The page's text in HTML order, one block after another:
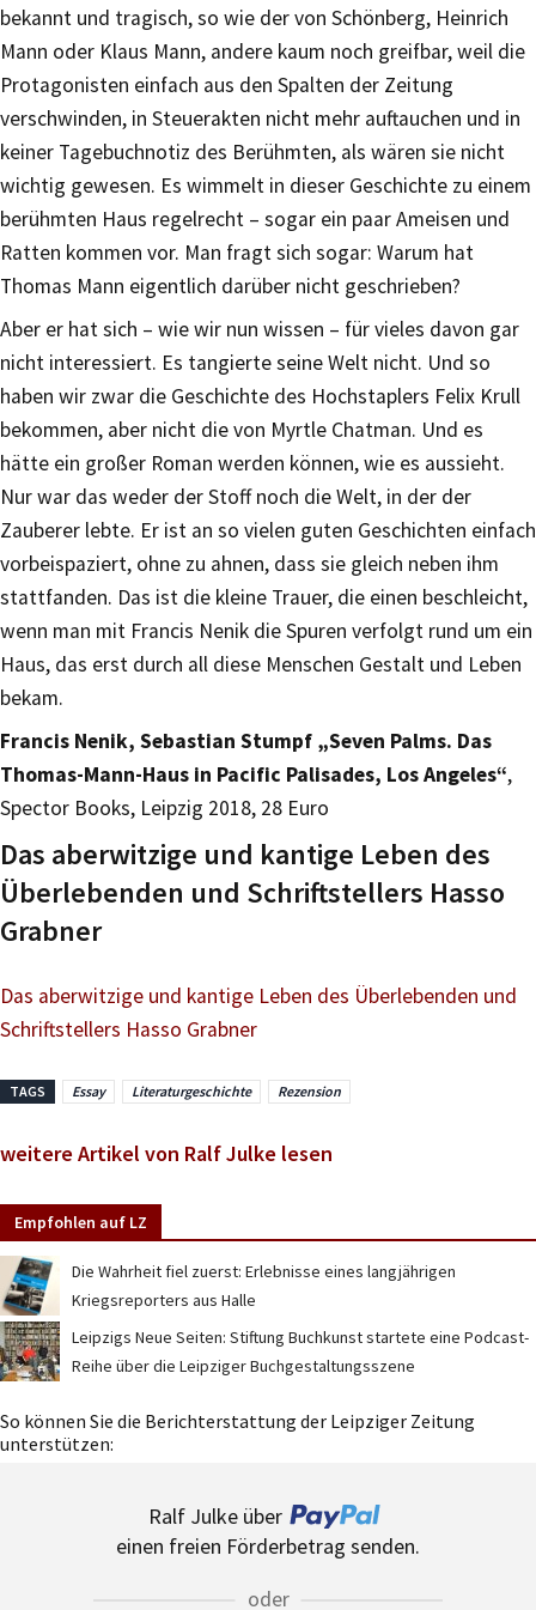
bekannt und tragisch, so wie der von Schönberg, Heinrich
Mann oder Klaus Mann, andere kaum noch greifbar, weil die
Protagonisten einfach aus den Spalten der Zeitung
verschwinden, in Steuerakten nicht mehr auftauchen und in
keiner Tagebuchnotiz des Berühmten, als wären sie nicht
wichtig gewesen. Es wimmelt in dieser Geschichte zu einem
berühmten Haus regelrecht – sogar ein paar Ameisen und
Ratten kommen vor. Man fragt sich sogar: Warum hat
Thomas Mann eigentlich darüber nicht geschrieben?
Aber er hat sich – wie wir nun wissen – für vieles davon gar
nicht interessiert. Es tangierte seine Welt nicht. Und so
haben wir zwar die Geschichte des Hochstaplers Felix Krull
bekommen, aber nicht die von Myrtle Chatman. Und es
hätte ein großer Roman werden können, wie es aussieht.
Nur war das weder der Stoff noch die Welt, in der der
Zauberer lebte. Er ist an so vielen guten Geschichten einfach
vorbeispaziert, ohne zu ahnen, dass sie gleich neben ihm
stattfanden. Das ist die kleine Trauer, die einen beschleicht,
wenn man mit Francis Nenik die Spuren verfolgt rund um ein
Haus, das erst durch all diese Menschen Gestalt und Leben
bekam.
Francis Nenik, Sebastian Stumpf „Seven Palms. Das
Thomas-Mann-Haus in Pacific Palisades, Los Angeles“,
Spector Books, Leipzig 2018, 28 Euro
Das aberwitzige und kantige Leben des
Überlebenden und Schriftstellers Hasso
Grabner
Das aberwitzige und kantige Leben des Überlebenden und
Schriftstellers Hasso Grabner
TAGS Essay Literaturgeschichte Rezension
weitere Artikel von Ralf Julke lesen
Empfohlen auf LZ
Die Wahrheit fiel zuerst: Erlebnisse eines langjährigen
Kriegsreporters aus Halle
Leipzigs Neue Seiten: Stiftung Buchkunst startete eine Podcast-
Reihe über die Leipziger Buchgestaltungsszene
So können Sie die Berichterstattung der Leipziger Zeitung
unterstützen:
Ralf Julke über
einen freien Förderbetrag senden.
oder